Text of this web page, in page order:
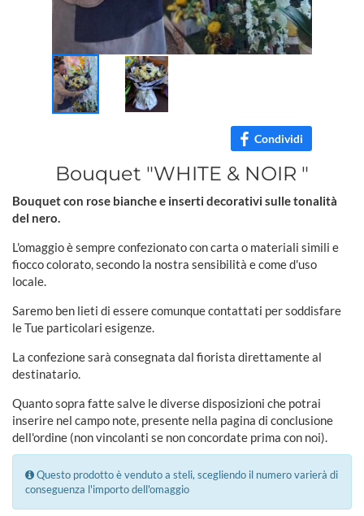
Condividi
Bouquet "WHITE & NOIR "
Bouquet con rose bianche e inserti decorativi sulle tonalità
del nero.
L'omaggio è sempre confezionato con carta o materiali simili e
fiocco colorato, secondo la nostra sensibilità e come d'uso
locale.
Saremo ben lieti di essere comunque contattati per soddisfare
le Tue particolari esigenze.
La confezione sarà consegnata dal fiorista direttamente al
destinatario.
Quanto sopra fatte salve le diverse disposizioni che potrai
inserire nel campo note, presente nella pagina di conclusione
dell'ordine (non vincolanti se non concordate prima con noi).
Questo prodotto è venduto a steli, scegliendo il numero varierà di
conseguenza l'importo dell'omaggio